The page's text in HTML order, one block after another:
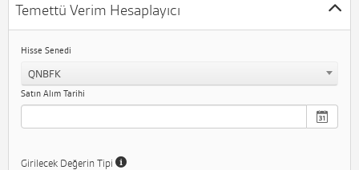
Temettü Verim Hesaplayıcı
Hisse Senedi
QNBFK
Satın Alım Tarihi
Girilecek Değerin Tipi